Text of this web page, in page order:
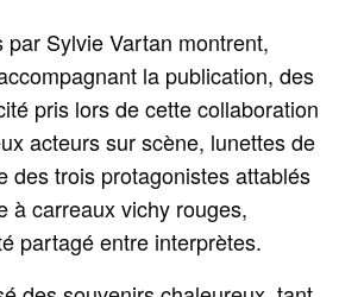
par Sylvie Vartan montrent,
la publication, des
pris lors de cette collaboration
acteurs sur scène, lunettes de
des trois protagonistes attablés
à carreaux vichy rouges,
partagé entre interprètes.